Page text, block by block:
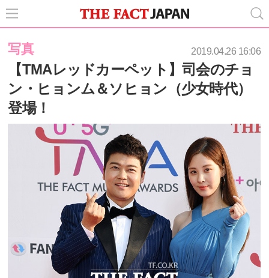
写真 2019.04.26 16:06
【TMAレッドカーペット】司会のチョ
ン・ヒョンム＆ソヒョン（少女時代）
登場！